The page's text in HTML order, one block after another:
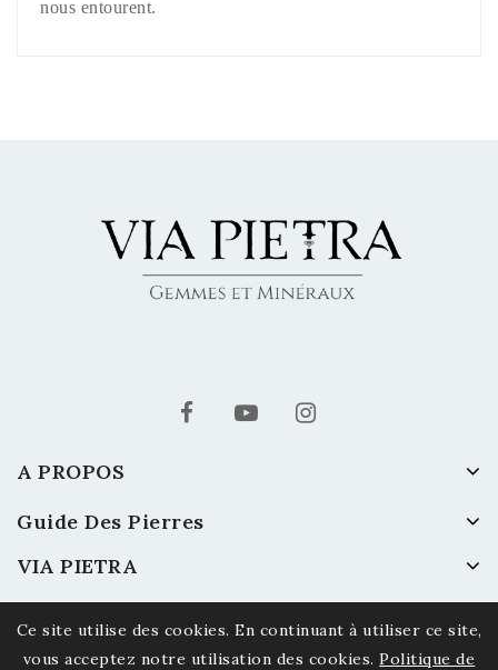
nous entourent.
A PROPOS
Guide Des Pierres
VIA PIETRA
Ce site utilise des cookies. En continuant à utiliser ce site,
vous acceptez notre utilisation des cookies. Politique de